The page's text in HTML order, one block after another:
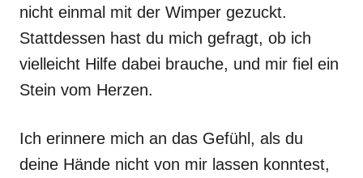
nicht einmal mit der Wimper gezuckt.
Stattdessen hast du mich gefragt, ob ich
vielleicht Hilfe dabei brauche, und mir fiel ein
Stein vom Herzen.
Ich erinnere mich an das Gefühl, als du
deine Hände nicht von mir lassen konntest,